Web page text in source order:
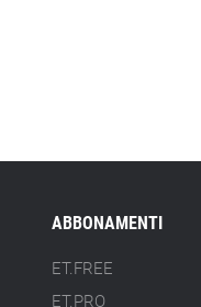
ABBONAMENTI
ET.FREE
ET.PRO